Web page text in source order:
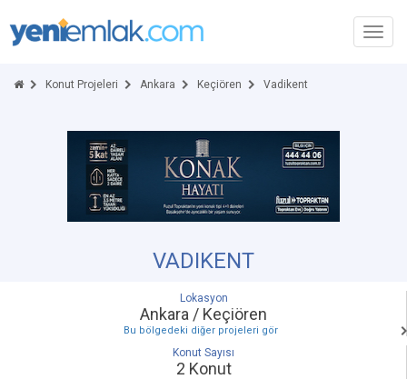
Konut Projeleri Ankara Keçiören Vadikent
VADIKENT
Lokasyon
Ankara / Keçiören
Bu bölgedeki diğer projeleri gör
Konut Sayısı
2 Konut